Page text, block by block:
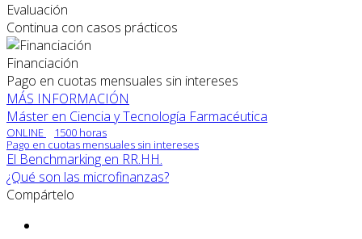
Evaluación
Continua con casos prácticos
Financiación
Pago en cuotas mensuales sin intereses
MÁS INFORMACIÓN
Máster en Ciencia y Tecnología Farmacéutica
ONLINE
1500 horas
Pago en cuotas mensuales sin intereses
El Benchmarking en RR.HH.
¿Qué son las microfinanzas?
Compártelo